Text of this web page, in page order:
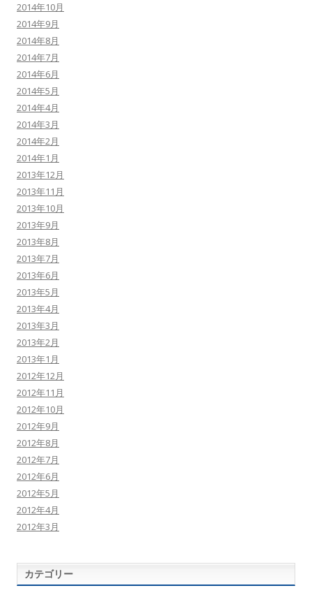
2014年10月
2014年9月
2014年8月
2014年7月
2014年6月
2014年5月
2014年4月
2014年3月
2014年2月
2014年1月
2013年12月
2013年11月
2013年10月
2013年9月
2013年8月
2013年7月
2013年6月
2013年5月
2013年4月
2013年3月
2013年2月
2013年1月
2012年12月
2012年11月
2012年10月
2012年9月
2012年8月
2012年7月
2012年6月
2012年5月
2012年4月
2012年3月
カテゴリー